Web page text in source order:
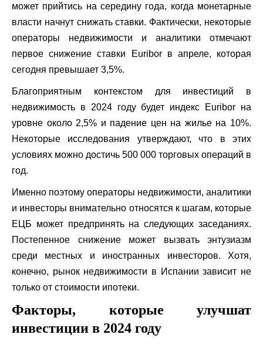
может прийтись на середину года, когда монетарные
власти начнут снижать ставки. Фактически, некоторые
операторы недвижимости и аналитики отмечают
первое снижение ставки Euribor в апреле, которая
сегодня превышает 3,5%.
Благоприятным контекстом для инвестиций в
недвижимость в 2024 году будет индекс Euribor на
уровне около 2,5% и падение цен на жилье на 10%.
Некоторые исследования утверждают, что в этих
условиях можно достичь 500 000 торговых операций в
год.
Именно поэтому операторы недвижимости, аналитики
и инвесторы внимательно относятся к шагам, которые
ЕЦБ может предпринять на следующих заседаниях.
Постепенное снижение может вызвать энтузиазм
среди местных и иностранных инвесторов. Хотя,
конечно, рынок недвижимости в Испании зависит не
только от стоимости ипотеки.
Факторы, которые улучшат
инвестиции в 2024 году